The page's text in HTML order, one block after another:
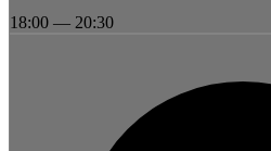
18:00 — 20:30